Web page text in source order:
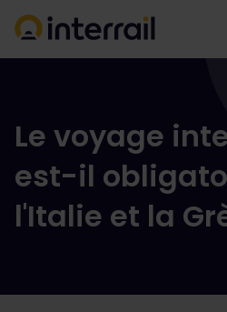
Le voyage
est-il
l'Italie et la